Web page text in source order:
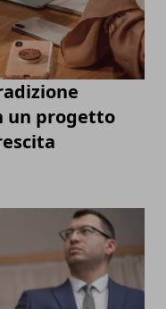
un progetto